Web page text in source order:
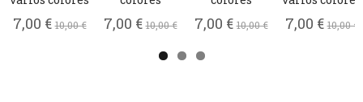
7,00 €10,00 € 7,00 €10,00 € 7,00 €10,00 € 7,00 €10,00 €